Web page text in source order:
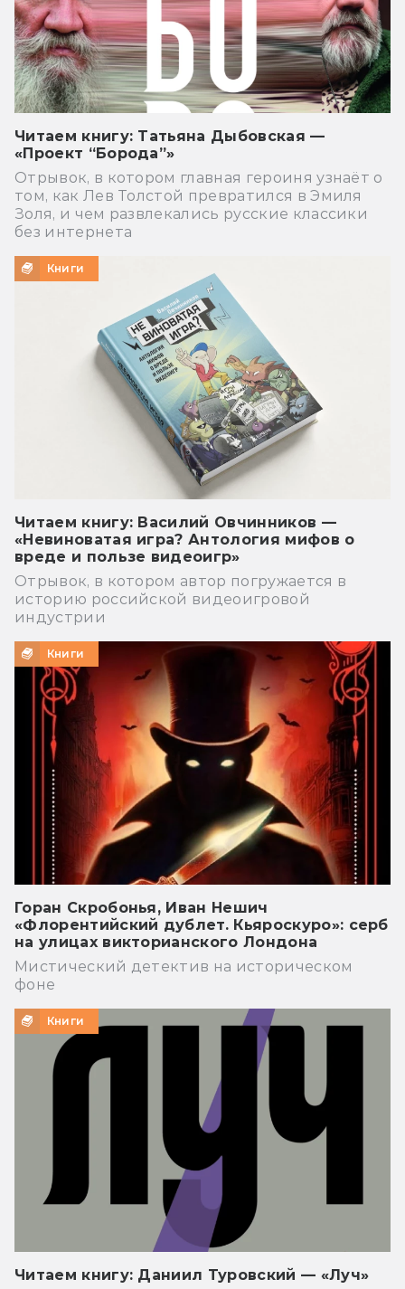
Читаем книгу: Татьяна Дыбовская —
«Проект “Борода”»
Отрывок, в котором главная героиня узнаёт о
том, как Лев Толстой превратился в Эмиля
Золя, и чем развлекались русские классики
без интернета
Книги
Читаем книгу: Василий Овчинников —
«Невиноватая игра? Антология мифов о
вреде и пользе видеоигр»
Отрывок, в котором автор погружается в
историю российской видеоигровой
индустрии
Книги
Горан Скробонья, Иван Нешич
«Флорентийский дублет. Кьяроскуро»: серб
на улицах викторианского Лондона
Мистический детектив на историческом
фоне
Книги
Читаем книгу: Даниил Туровский — «Луч»